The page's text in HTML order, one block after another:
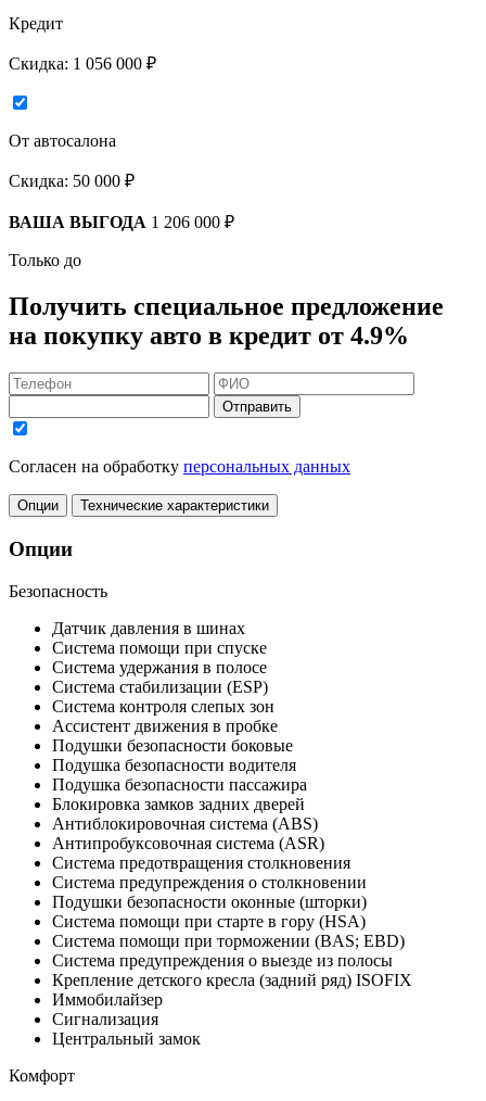
Кредит
Скидка: 1 056 000 ₽
От автосалона
Скидка: 50 000 ₽
ВАША ВЫГОДА 1 206 000 ₽
Только до
Получить специальное предложение
на покупку авто в кредит от 4.9%
Отправить
Согласен на обработку персональных данных
Опции Технические характеристики
Опции
Безопасность
Датчик давления в шинах
Система помощи при спуске
Система удержания в полосе
Система стабилизации (ESP)
Система контроля слепых зон
Ассистент движения в пробке
Подушки безопасности боковые
Подушка безопасности водителя
Подушка безопасности пассажира
Блокировка замков задних дверей
Антиблокировочная система (ABS)
Антипробуксовочная система (ASR)
Система предотвращения столкновения
Система предупреждения о столкновении
Подушки безопасности оконные (шторки)
Система помощи при старте в гору (HSA)
Система помощи при торможении (BAS; EBD)
Система предупреждения о выезде из полосы
Крепление детского кресла (задний ряд) ISOFIX
Иммобилайзер
Сигнализация
Центральный замок
Комфорт